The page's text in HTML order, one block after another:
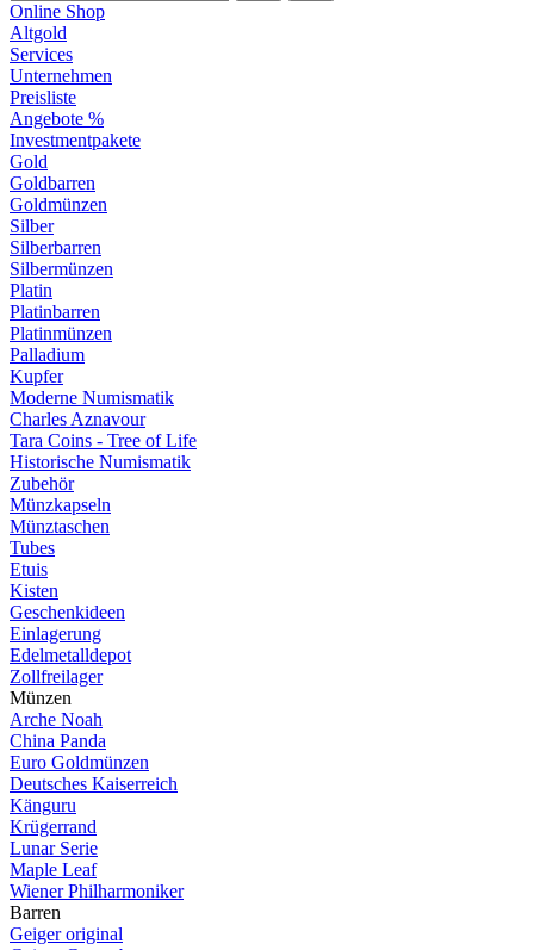
Online Shop
Altgold
Services
Unternehmen
Preisliste
Angebote %
Investmentpakete
Gold
Goldbarren
Goldmünzen
Silber
Silberbarren
Silbermünzen
Platin
Platinbarren
Platinmünzen
Palladium
Kupfer
Moderne Numismatik
Charles Aznavour
Tara Coins - Tree of Life
Historische Numismatik
Zubehör
Münzkapseln
Münztaschen
Tubes
Etuis
Kisten
Geschenkideen
Einlagerung
Edelmetalldepot
Zollfreilager
Münzen
Arche Noah
China Panda
Euro Goldmünzen
Deutsches Kaiserreich
Känguru
Krügerrand
Lunar Serie
Maple Leaf
Wiener Philharmoniker
Barren
Geiger original